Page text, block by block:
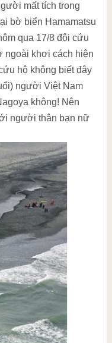
mất tích trong
bờ biển Hamamatsu
qua 17/8 đội cứu
ngoài khơi cách hiện
hộ không biết đây
người Việt Nam
không! Nên
người thân bạn nữ